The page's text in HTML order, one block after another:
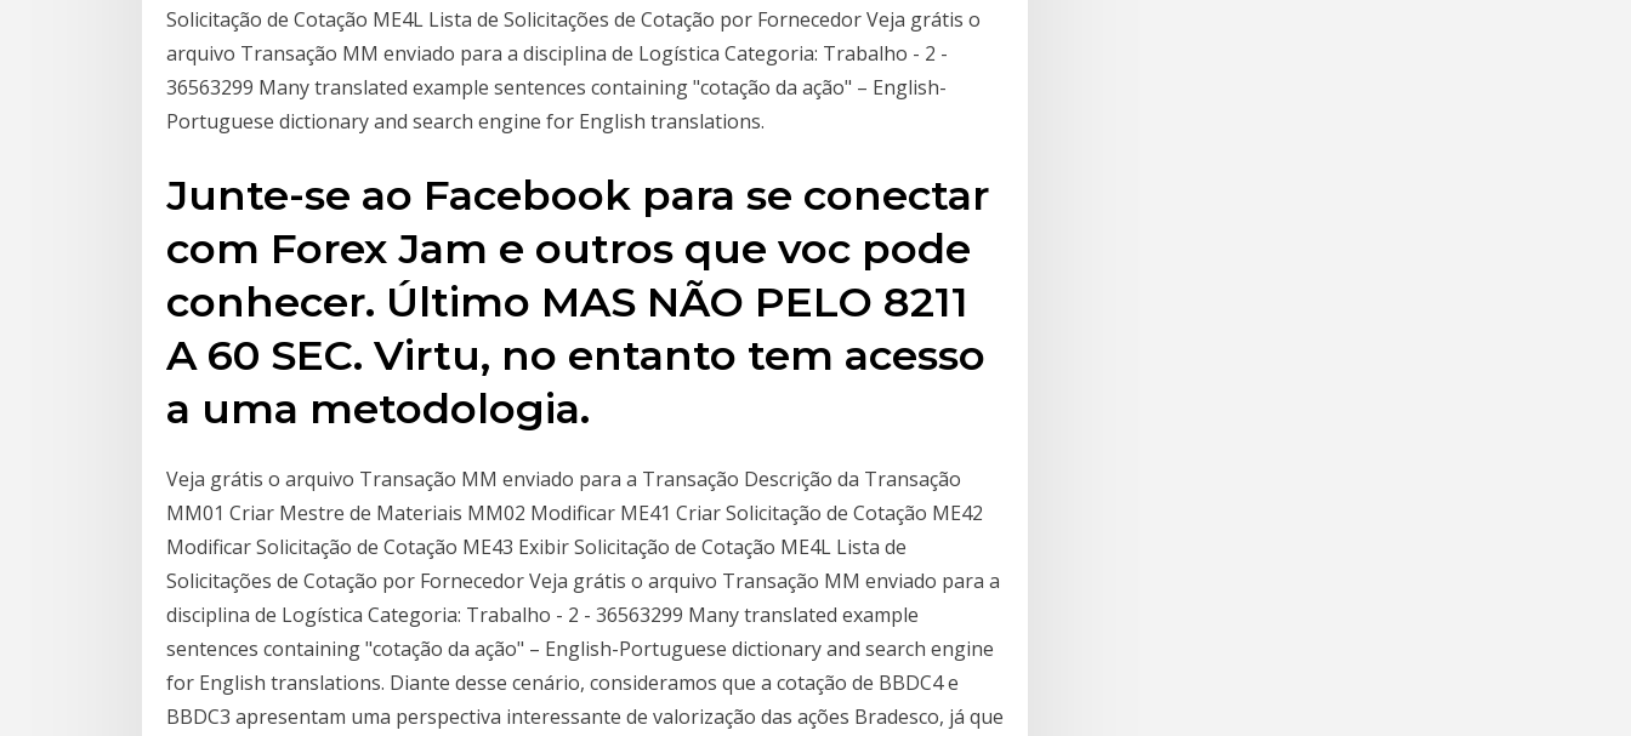
Solicitação de Cotação ME4L Lista de Solicitações de Cotação por Fornecedor Veja grátis o
arquivo Transação MM enviado para a disciplina de Logística Categoria: Trabalho - 2 -
36563299 Many translated example sentences containing "cotação da ação" – English-
Portuguese dictionary and search engine for English translations.
Junte-se ao Facebook para se conectar
com Forex Jam e outros que voc pode
conhecer. Último MAS NÃO PELO 8211
A 60 SEC. Virtu, no entanto tem acesso
a uma metodologia.
Veja grátis o arquivo Transação MM enviado para a Transação Descrição da Transação
MM01 Criar Mestre de Materiais MM02 Modificar ME41 Criar Solicitação de Cotação ME42
Modificar Solicitação de Cotação ME43 Exibir Solicitação de Cotação ME4L Lista de
Solicitações de Cotação por Fornecedor Veja grátis o arquivo Transação MM enviado para a
disciplina de Logística Categoria: Trabalho - 2 - 36563299 Many translated example
sentences containing "cotação da ação" – English-Portuguese dictionary and search engine
for English translations. Diante desse cenário, consideramos que a cotação de BBDC4 e
BBDC3 apresentam uma perspectiva interessante de valorização das ações Bradesco, já que